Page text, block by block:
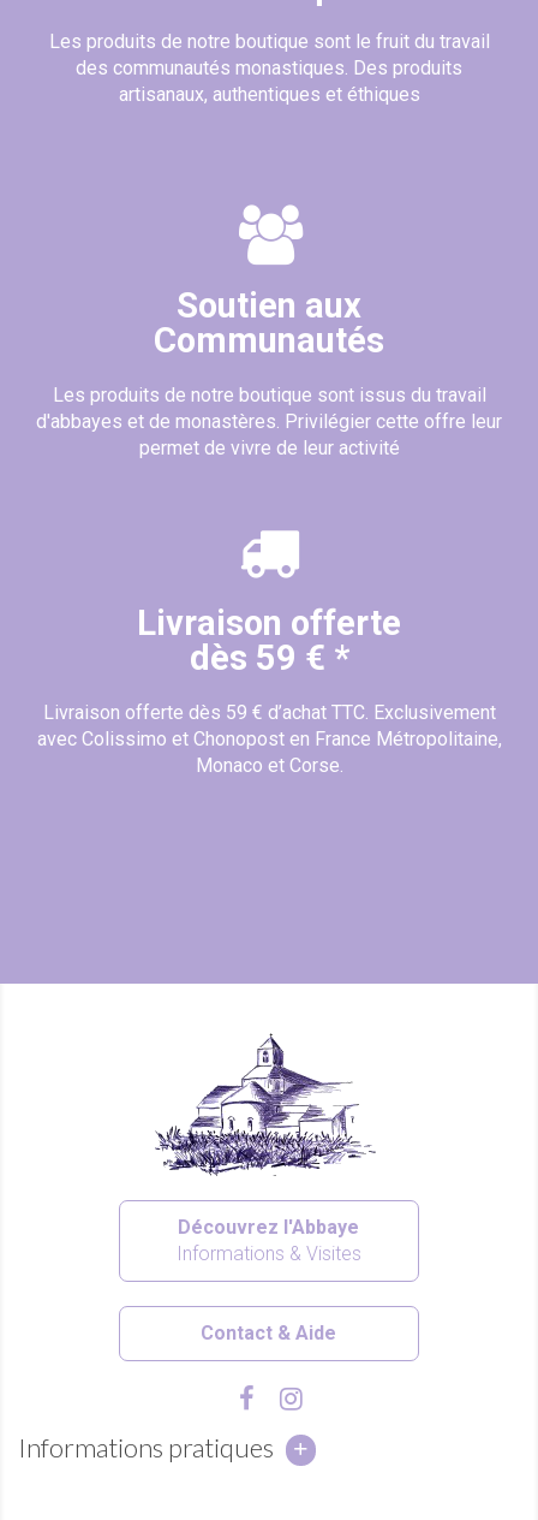
Les produits de notre boutique sont le fruit du travail
des communautés monastiques. Des produits
artisanaux, authentiques et éthiques
Soutien aux
Communautés
Les produits de notre boutique sont issus du travail
d'abbayes et de monastères. Privilégier cette offre leur
permet de vivre de leur activité
Livraison offerte
dès 59 € *
Livraison offerte dès 59 € d’achat TTC. Exclusivement
avec Colissimo et Chonopost en France Métropolitaine,
Monaco et Corse.
Découvrez l'Abbaye
Informations & Visites
Contact & Aide
Informations pratiques